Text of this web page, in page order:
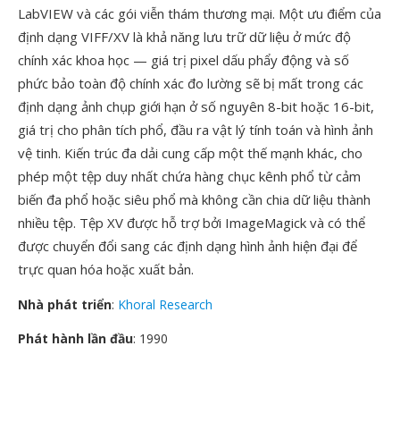
LabVIEW và các gói viễn thám thương mại. Một ưu điểm của
định dạng VIFF/XV là khả năng lưu trữ dữ liệu ở mức độ
chính xác khoa học — giá trị pixel dấu phẩy động và số
phức bảo toàn độ chính xác đo lường sẽ bị mất trong các
định dạng ảnh chụp giới hạn ở số nguyên 8-bit hoặc 16-bit,
giá trị cho phân tích phổ, đầu ra vật lý tính toán và hình ảnh
vệ tinh. Kiến trúc đa dải cung cấp một thế mạnh khác, cho
phép một tệp duy nhất chứa hàng chục kênh phổ từ cảm
biến đa phổ hoặc siêu phổ mà không cần chia dữ liệu thành
nhiều tệp. Tệp XV được hỗ trợ bởi ImageMagick và có thể
được chuyển đổi sang các định dạng hình ảnh hiện đại để
trực quan hóa hoặc xuất bản.
Nhà phát triển: Khoral Research
Phát hành lần đầu: 1990